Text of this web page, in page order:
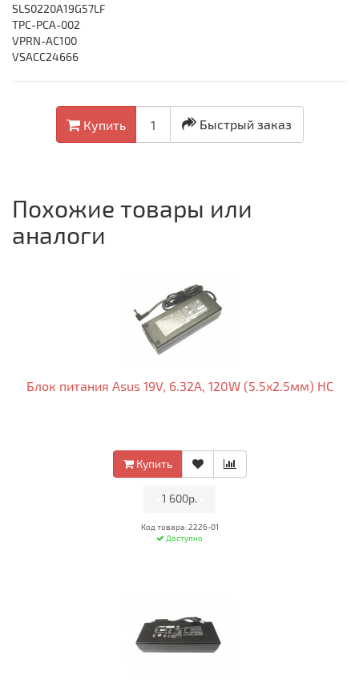
SLS0220A19G57LF
TPC-PCA-002
VPRN-AC100
VSACC24666
Купить Быстрый заказ
Похожие товары или
аналоги
Блок питания Asus 19V, 6.32A, 120W (5.5x2.5мм) HC
Купить
1 600р.
Код товара: 2226-01
Доступно